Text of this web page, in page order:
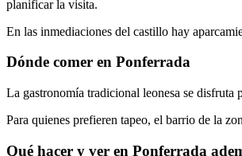
planificar la visita.
En las inmediaciones del castillo hay
Dónde comer en Ponferrada
La gastronomía tradicional leonesa se
Para quienes prefieren tapeo, el barrio de la
Qué hacer y ver en Ponferrada